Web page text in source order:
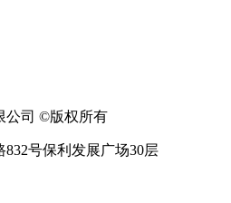
公司 ©版权所有
号保利发展广场30层